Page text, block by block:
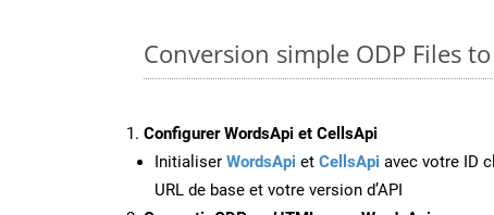
Conversion simple ODP Files
Configurer WordsApi et CellsApi
Initialiser WordsApi et CellsApi avec votre ID
URL de base et votre version d’API